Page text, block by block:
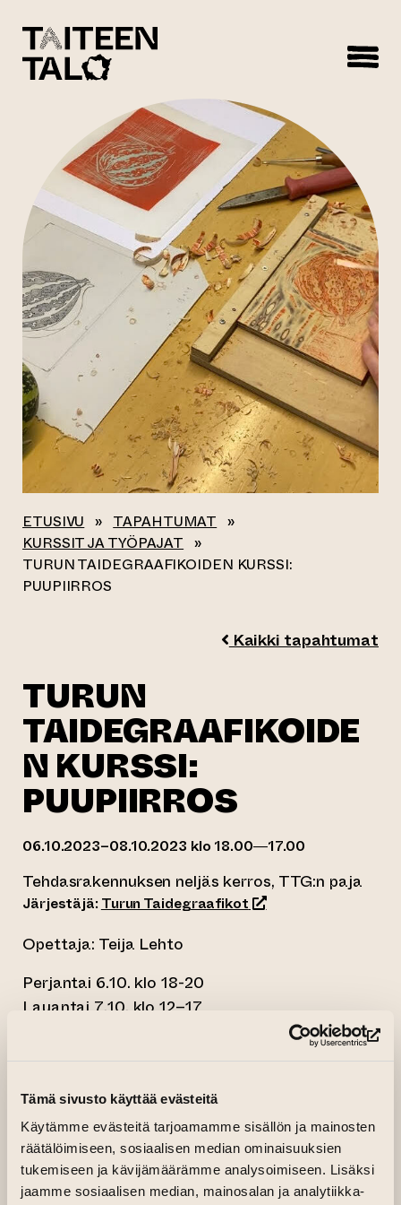
Tämä sivusto käyttää evästeitä
Käytämme evästeitä tarjoamamme sisällön ja mainosten
räätälöimiseen, sosiaalisen median ominaisuuksien
tukemiseen ja kävijämäärämme analysoimiseen. Lisäksi
jaamme sosiaalisen median, mainosalan ja analytiikka-
ETUSIVU » TAPAHTUMAT »
KURSSIT JA TYÖPAJAT »
TURUN TAIDEGRAAFIKOIDEN KURSSI:
PUUPIIRROS
Kaikki tapahtumat
TURUN
TAIDEGRAAFIKOIDE
N KURSSI:
PUUPIIRROS
06.10.2023–08.10.2023 klo 18.00—17.00
Tehdasrakennuksen neljäs kerros, TTG:n paja
Järjestäjä: Turun Taidegraafikot(siirtyy toiseen
Opettaja: Teija Lehto
Perjantai 6.10. klo 18-20
Lauantai 7.10. klo 12–17
Perjantaina kurssilla tutustutaan
väripuupiirroksen kahteen eri tekniikkaan:
useamman laatan käyttöön sekä yhden laatan
tekniikkaan. Näistä kahdesta valitaan
jompikumpi. Usean laatan tekniikassa eri
väreille on omat laatat, yhden laatan